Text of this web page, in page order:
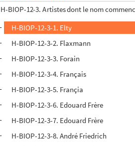
H-BIOP-12-3. Artistes dont le nom
H-BIOP-12-3-1. Elty
H-BIOP-12-3-2. Flaxmann
H-BIOP-12-3-3. Forain
H-BIOP-12-3-4. Français
H-BIOP-12-3-5. Françia
H-BIOP-12-3-6. Edouard Frère
H-BIOP-12-3-7. Edouard Frère
H-BIOP-12-3-8. André Friedrich